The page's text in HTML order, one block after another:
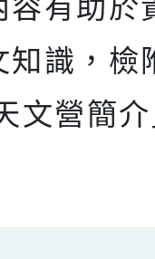
容有助於
知識，檢
文營簡